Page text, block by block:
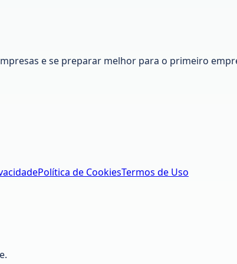
e se preparar melhor para o primeiro
Política de CookiesTermos de Uso